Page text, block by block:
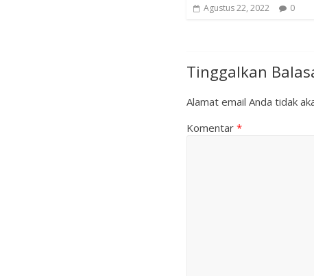
Agustus 22, 2022 0
Tinggalkan
Alamat email Anda tidak
Komentar *